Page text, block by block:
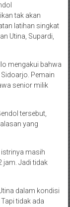
tak akan
latihan singkat
Utina, Supardi,
mengakui bahwa
Pemain
senior milik
tersebut,
yang
istrinya masih
jam. Jadi tidak
dalam kondisi
tidak ada